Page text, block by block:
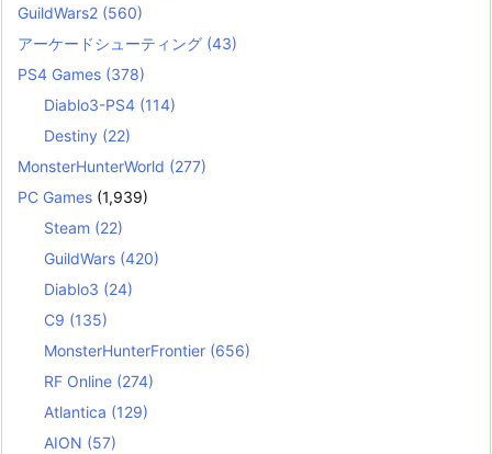
GuildWars2 (560)
アーケードシューティング (43)
PS4 Games (378)
Diablo3-PS4 (114)
Destiny (22)
MonsterHunterWorld (277)
PC Games (1,939)
Steam (22)
GuildWars (420)
Diablo3 (24)
C9 (135)
MonsterHunterFrontier (656)
RF Online (274)
Atlantica (129)
AION (57)